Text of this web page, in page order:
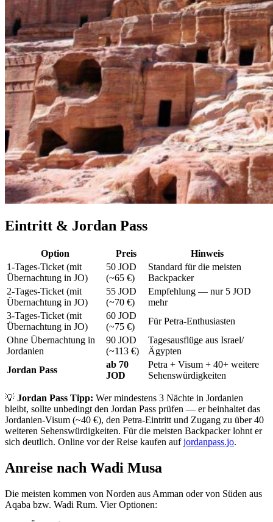
Eintritt & Jordan Pass
Option Preis
Hinweis
1-Tages-Ticket (mit
Übernachtung in JO)
50 JOD
(~65 €)
Standard für die meisten
Backpacker
2-Tages-Ticket (mit
Übernachtung in JO)
55 JOD
(~70 €)
Empfehlung — nur 5 JOD
mehr
3-Tages-Ticket (mit
Übernachtung in JO)
60 JOD
(~75 €)
Für Petra-Enthusiasten
Ohne Übernachtung in
Jordanien
90 JOD
(~113 €)
Tagesausflüge aus Israel/
Ägypten
Jordan Pass
ab 70
JOD
Petra + Visum + 40+ weitere
Sehenswürdigkeiten
💡 Jordan Pass Tipp: Wer mindestens 3 Nächte in Jordanien
bleibt, sollte unbedingt den Jordan Pass prüfen — er beinhaltet das
Jordanien-Visum (~40 €), den Petra-Eintritt und Zugang zu über 40
weiteren Sehenswürdigkeiten. Für die meisten Backpacker lohnt er
sich deutlich. Online vor der Reise kaufen aufjordanpass.jo.
Anreise nach Wadi Musa
Die meisten kommen von Norden aus Amman oder von Süden aus
Aqaba bzw. Wadi Rum. Vier Optionen: